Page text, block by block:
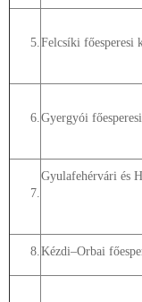
5.Felcsíki főesperesi
6.Gyergyói
7.
Gyulafehérvári és
8.Kézdi–Orbai